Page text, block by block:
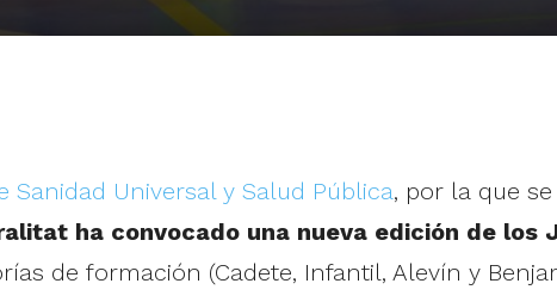
Universal y Salud Pública, por la que
ha convocado una nueva edición de los
de formación (Cadete, Infantil, Alevín y